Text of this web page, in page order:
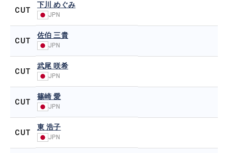
CUT
下川 めぐみ
JPN
CUT
佐伯 三貴
JPN
CUT
武尾 咲希
JPN
CUT
篠崎 愛
JPN
CUT
東 浩子
JPN